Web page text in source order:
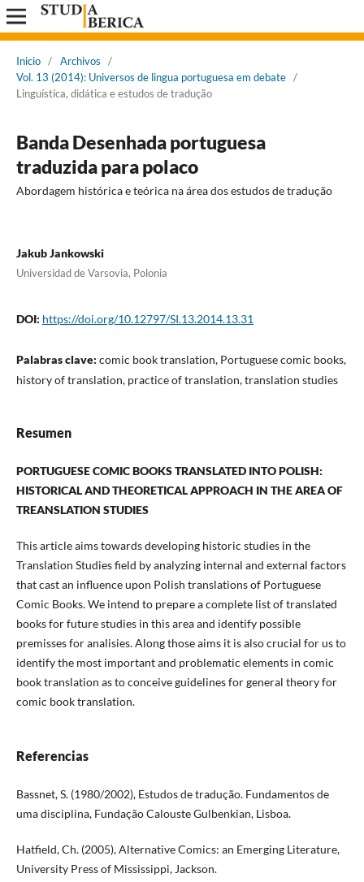
Inicio / Archivos
/
Vol. 13 (2014): Universos de lingua portuguesa em debate /
Linguística, didática e estudos de tradução
Banda Desenhada portuguesa
traduzida para polaco
Abordagem histórica e teórica na área dos estudos de tradução
Jakub Jankowski
Universidad de Varsovia, Polonia
DOI: https://doi.org/10.12797/SI.13.2014.13.31
Palabras clave: comic book translation, Portuguese comic books,
history of translation, practice of translation, translation studies
Resumen
PORTUGUESE COMIC BOOKS TRANSLATED INTO POLISH:
HISTORICAL AND THEORETICAL APPROACH IN THE AREA OF
TREANSLATION STUDIES
This article aims towards developing historic studies in the
Translation Studies field by analyzing internal and external factors
that cast an influence upon Polish translations of Portuguese
Comic Books. We intend to prepare a complete list of translated
books for future studies in this area and identify possible
premisses for analisies. Along those aims it is also crucial for us to
identify the most important and problematic elements in comic
book translation as to conceive guidelines for general theory for
comic book translation.
Referencias
Bassnet, S. (1980/2002), Estudos de tradução. Fundamentos de
uma disciplina, Fundação Calouste Gulbenkian, Lisboa.
Hatfield, Ch. (2005), Alternative Comics: an Emerging Literature,
University Press of Mississippi, Jackson.